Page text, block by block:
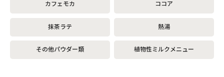
カフェモカ ココア
抹茶ラテ 熱湯
その他パウダー類 植物性ミルクメニュー